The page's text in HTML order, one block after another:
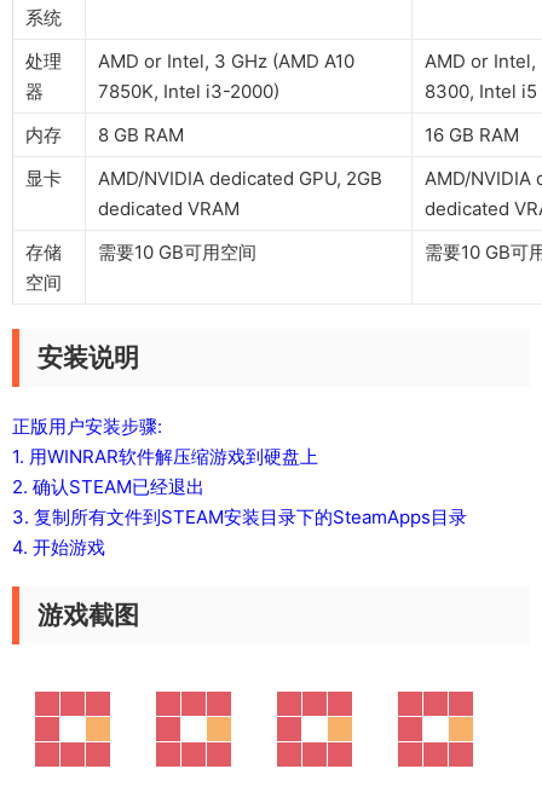
系统
处理
器
AMD or Intel, 3 GHz (AMD A10
7850K, Intel i3-2000)
AMD or Intel,
8300, Intel
内存
8 GB RAM
16 GB RAM
显卡
AMD/NVIDIA dedicated GPU, 2GB
dedicated VRAM
AMD/NVIDIA
dedicated
存储
空间
需要10 GB可用空间 需要10 GB可
安装说明
正版用户安装步骤:
1. 用WINRAR软件解压缩游戏到硬盘上
2. 确认STEAM已经退出
3. 复制所有文件到STEAM安装目录下的SteamApps目录
4. 开始游戏
游戏截图